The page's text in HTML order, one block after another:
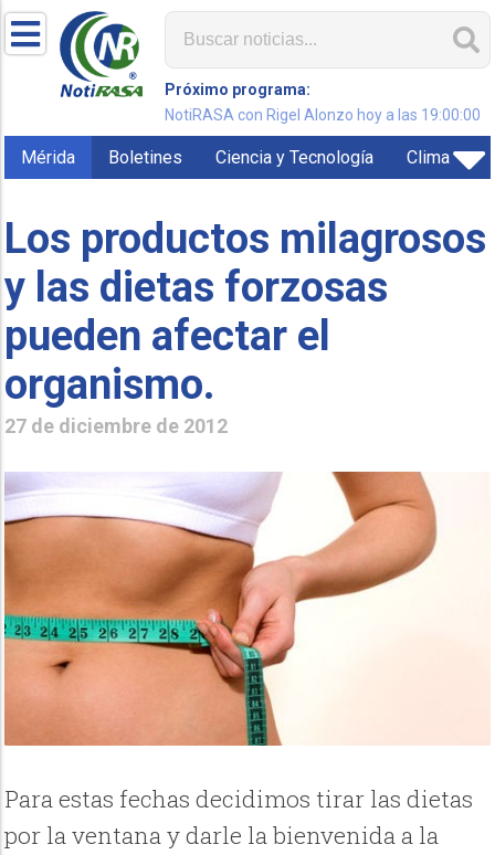
Próximo programa:
NotiRASA con Rigel Alonzo hoy a las 19:00:00
Mérida Boletines Ciencia y Tecnología Clima
Los productos milagrosos
y las dietas forzosas
pueden afectar el
organismo.
27 de diciembre de 2012
Para estas fechas decidimos tirar las dietas
por la ventana y darle la bienvenida a la